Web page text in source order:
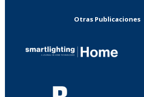
Otras Publicaciones